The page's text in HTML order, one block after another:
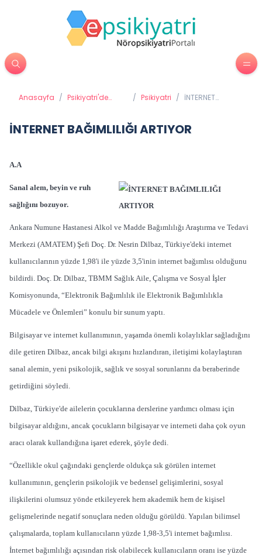
Anasayfa / Psikiyatri'de
/ Psikiyatri / İNTERNET
İNTERNET BAĞIMLILIĞI ARTIYOR
A.A
Sanal alem, beyin ve ruh
sağlığını bozuyor.
Ankara Numune Hastanesi Alkol ve Madde Bağımlılığı Araştırma ve Tedavi
Merkezi (AMATEM) Şefi Doç. Dr. Nesrin Dilbaz, Türkiye'deki internet
kullanıcılarının yüzde 1,98'i ile yüzde 3,5'inin internet bağımlısı olduğunu
bildirdi. Doç. Dr. Dilbaz, TBMM Sağlık Aile, Çalışma ve Sosyal İşler
Komisyonunda, “Elektronik Bağımlılık ile Elektronik Bağımlılıkla
Mücadele ve Önlemleri” konulu bir sunum yaptı.
Bilgisayar ve internet kullanımının, yaşamda önemli kolaylıklar sağladığını
dile getiren Dilbaz, ancak bilgi akışını hızlandıran, iletişimi kolaylaştıran
sanal alemin, yeni psikolojik, sağlık ve sosyal sorunlarını da beraberinde
getirdiğini söyledi.
Dilbaz, Türkiye'de ailelerin çocuklarına derslerine yardımcı olması için
bilgisayar aldığını, ancak çocukların bilgisayar ve interneti daha çok oyun
aracı olarak kullandığına işaret ederek, şöyle dedi.
“Özellikle okul çağındaki gençlerde oldukça sık görülen internet
kullanımının, gençlerin psikolojik ve bedensel gelişimlerini, sosyal
ilişkilerini olumsuz yönde etkileyerek hem akademik hem de kişisel
gelişmelerinde negatif sonuçlara neden olduğu görüldü. Yapılan bilimsel
çalışmalarda, toplam kullanıcıların yüzde 1,98-3,5'i internet bağımlısı.
İnternet bağımlılığı açısından risk olabilecek kullanıcıların oranı ise yüzde